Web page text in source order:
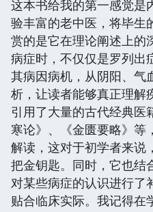
这本书给我的第一感觉是
验丰富的老中医，将毕生
赏的是它在理论阐述上的
病症时，不仅仅是罗列出
其病因病机，从阴阳、气
析，让读者能够真正理解
引用了大量的古代经典医
寒论》、《金匮要略》等
解读，这对于初学者来说
把金钥匙。同时，它也结
对某些病症的认识进行了
贴合临床实际。我记得在